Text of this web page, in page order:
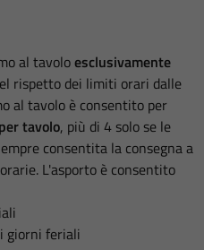
al tavoloesclusivamente
rispetto dei limiti orari dalle
al tavolo è consentito per
tavolo, più di 4 solo se le
consentita la consegna a
L'asporto è consentito
giorni feriali